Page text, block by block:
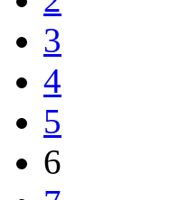
3
4
5
6